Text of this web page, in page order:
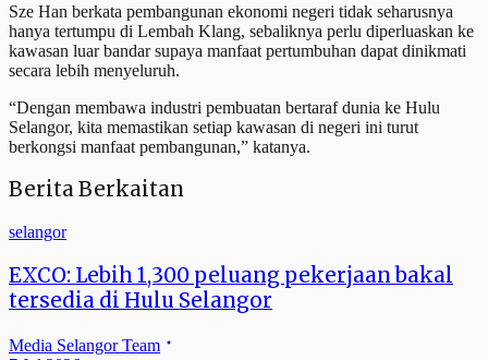
Sze Han berkata pembangunan ekonomi negeri tidak seharusnya
hanya tertumpu di Lembah Klang, sebaliknya perlu diperluaskan ke
kawasan luar bandar supaya manfaat pertumbuhan dapat dinikmati
secara lebih menyeluruh.
“Dengan membawa industri pembuatan bertaraf dunia ke Hulu
Selangor, kita memastikan setiap kawasan di negeri ini turut
berkongsi manfaat pembangunan,” katanya.
Berita Berkaitan
selangor
EXCO: Lebih 1,300 peluang pekerjaan bakal
tersedia di Hulu Selangor
Media Selangor Team